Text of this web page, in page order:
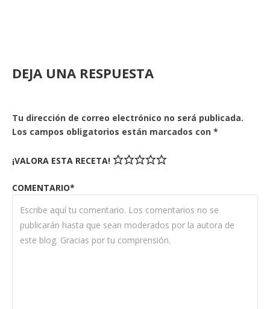
DEJA UNA RESPUESTA
Tu dirección de correo electrónico no será publicada.
Los campos obligatorios están marcados con *
¡VALORA ESTA RECETA!
COMENTARIO*